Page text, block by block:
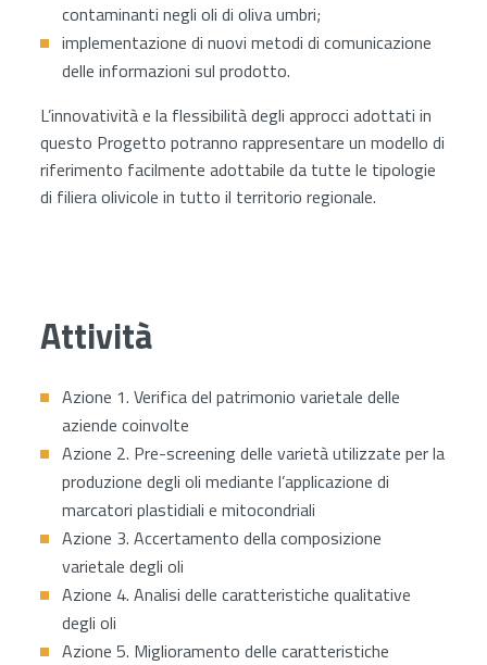
contaminanti negli oli di oliva umbri;
implementazione di nuovi metodi di comunicazione
delle informazioni sul prodotto.
L’innovatività e la flessibilità degli approcci adottati in
questo Progetto potranno rappresentare un modello di
riferimento facilmente adottabile da tutte le tipologie
di filiera olivicole in tutto il territorio regionale.
Attività
Azione 1. Verifica del patrimonio varietale delle
aziende coinvolte
Azione 2. Pre-screening delle varietà utilizzate per la
produzione degli oli mediante l’applicazione di
marcatori plastidiali e mitocondriali
Azione 3. Accertamento della composizione
varietale degli oli
Azione 4. Analisi delle caratteristiche qualitative
degli oli
Azione 5. Miglioramento delle caratteristiche